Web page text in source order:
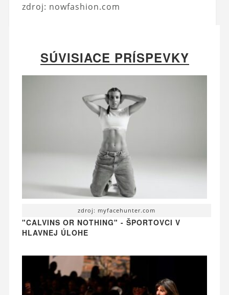
zdroj: nowfashion.com
SÚVISIACE PRÍSPEVKY
zdroj: myfacehunter.com
"CALVINS OR NOTHING" - ŠPORTOVCI V
HLAVNEJ ÚLOHE